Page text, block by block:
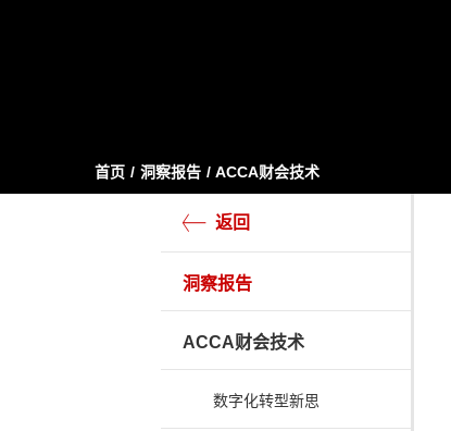
首页 洞察报告 ACCA财会技术
返回
洞察报告
ACCA财会技术
数字化转型新思